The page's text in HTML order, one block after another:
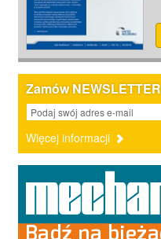
Zamów NEWSLETTER
Więcej informacji